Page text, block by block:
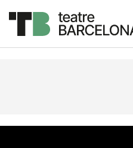
Descripció Fitxa